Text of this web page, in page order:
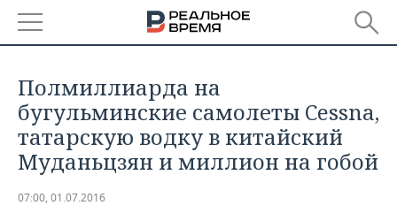
БАШКОРТОСТАН
ТАТАРСТАН
НОВОСТИ
АНАЛИТИКА
Полмиллиарда на
бугульминские самолеты Cessna,
татарскую водку в китайский
Муданьцзян и миллион на гобой
07:00, 01.07.2016